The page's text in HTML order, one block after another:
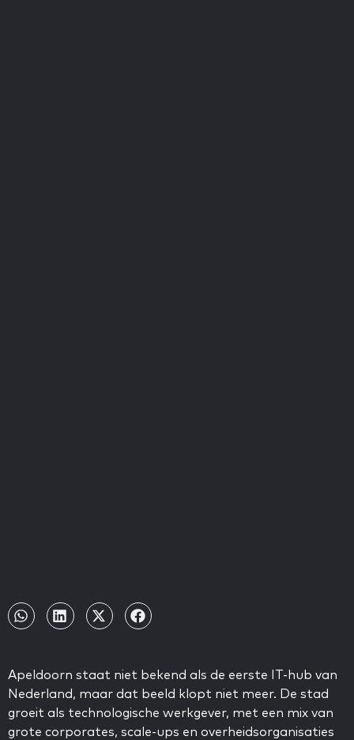
Apeldoorn staat niet bekend als de eerste IT-hub van
Nederland, maar dat beeld klopt niet meer. De stad
groeit als technologische werkgever, met een mix van
grote corporates, scale-ups en overheidsorganisaties